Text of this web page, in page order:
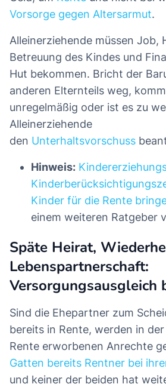
Vorsorge gegen Altersarmut.
Alleinerziehende müssen Job,
Betreuung des Kindes und
Hut bekommen. Bricht der
anderen Elternteils weg,
unregelmäßig oder ist es zu
Alleinerziehende
den Unterhaltsvorschuss
Hinweis:
Kinder für die Rente
einem weiteren Ratgeber
Späte Heirat,
Lebenspartnerschaft:
Versorgungsausgleich
Sind die Ehepartner zum
bereits in Rente, werden in
Rente erworbenen Anrechte
Gatten bereits Rentner bei
und keiner der beiden hat